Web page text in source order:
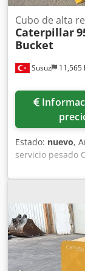
Susuz 11,565
Cubo de alta
Caterpillar
Bucket
Información de
Estado: nuevo,
servicio pesado
información
con nosotros